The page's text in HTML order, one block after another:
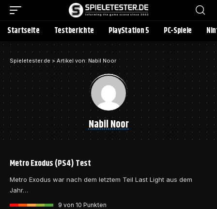
Startseite Testberichte PlayStation 5 PC-Spiele
Spieletester.de > Artikel von: Nabil Noor
Nabil Noor
Metro Exodus (PS4) Test
Metro Exodus war nach dem letztem Teil Last Light aus dem
Jahr…
9 von 10 Punkten